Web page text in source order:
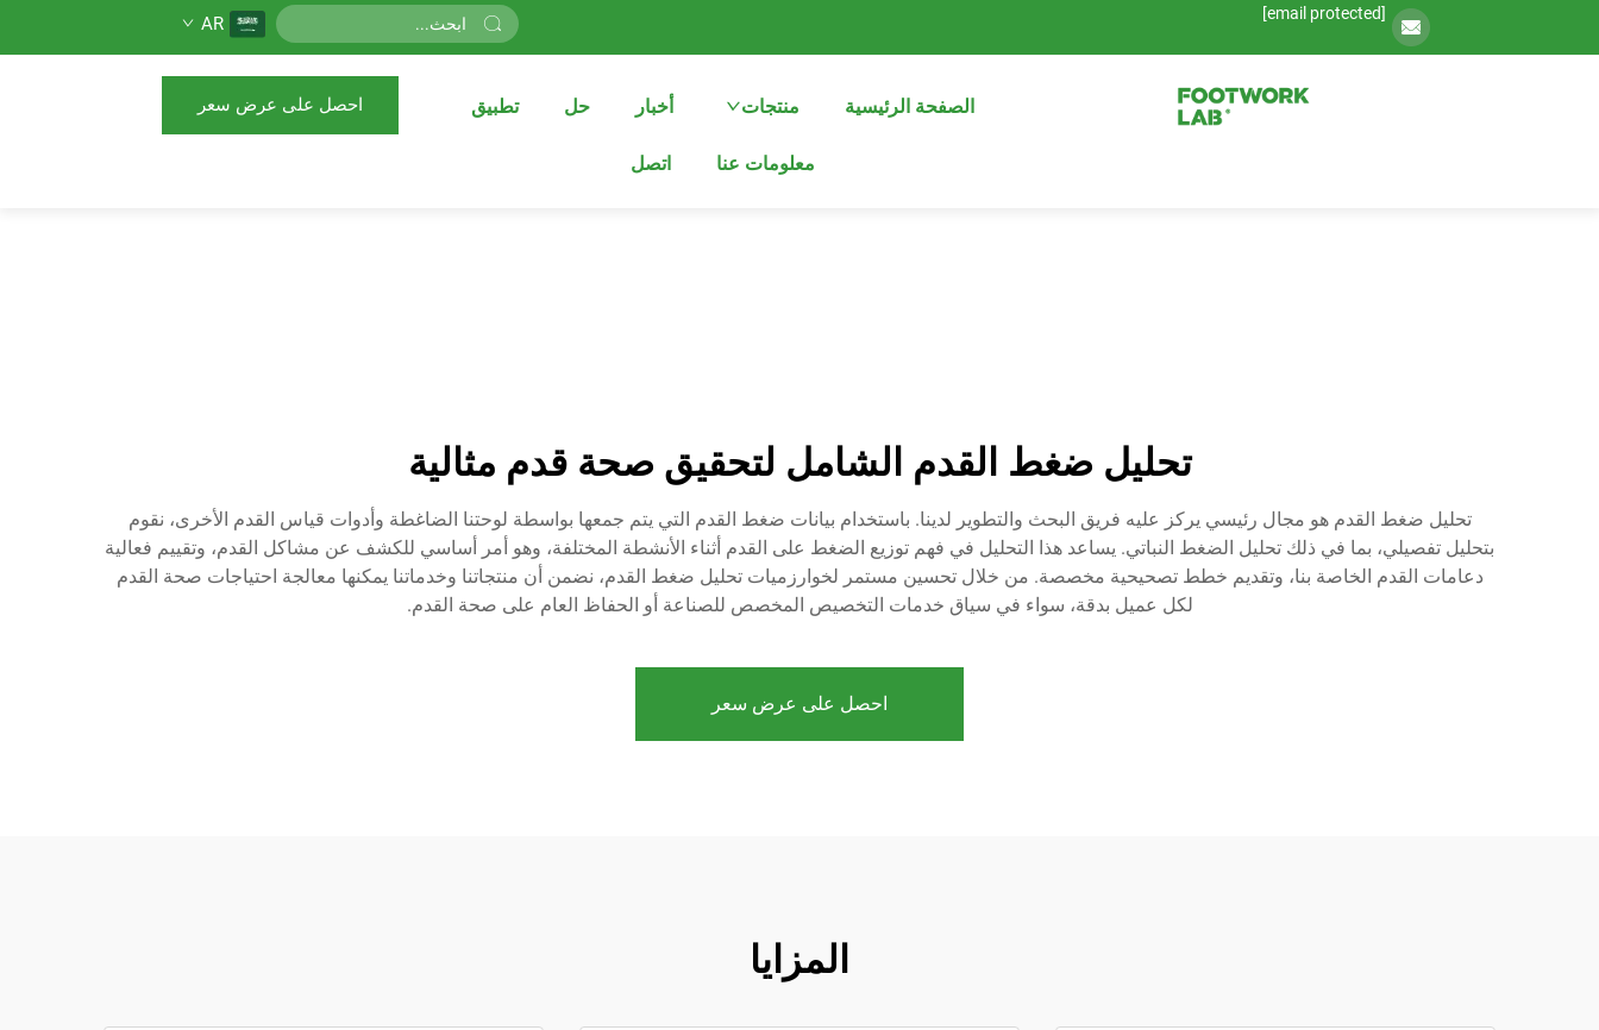
[email protected]
AR
الصفحة الرئيسية منتجات أخبار حل تطبيق
معلومات عنا اتصل
احصل على عرض سعر
تحليل ضغط القدم الشامل لتحقيق صحة قدم مثالية
تحليل ضغط القدم هو مجال رئيسي يركز عليه فريق البحث والتطوير لدينا. باستخدام بيانات ضغط القدم التي يتم جمعها بواسطة لوحتنا الضاغطة وأدوات قياس القدم الأخرى، نقوم
بتحليل تفصيلي، بما في ذلك تحليل الضغط النباتي. يساعد هذا التحليل في فهم توزيع الضغط على القدم أثناء الأنشطة المختلفة، وهو أمر أساسي للكشف عن مشاكل القدم، وتقييم فعالية
دعامات القدم الخاصة بنا، وتقديم خطط تصحيحية مخصصة. من خلال تحسين مستمر لخوارزميات تحليل ضغط القدم، نضمن أن منتجاتنا وخدماتنا يمكنها معالجة احتياجات صحة القدم
لكل عميل بدقة، سواء في سياق خدمات التخصيص المخصص للصناعة أو الحفاظ العام على صحة القدم.
احصل على عرض سعر
المزايا